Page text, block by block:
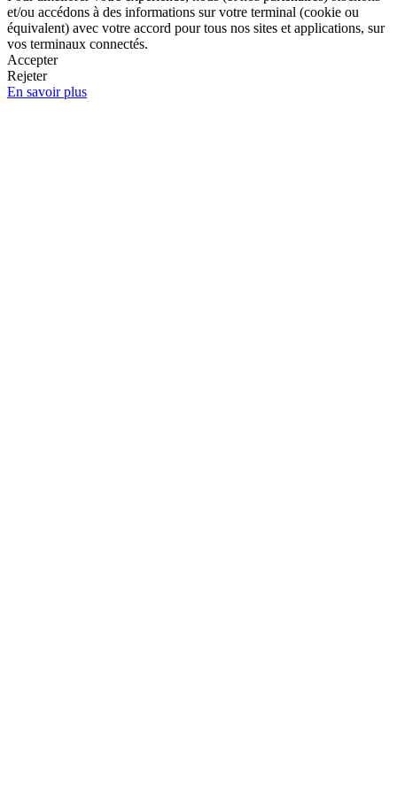
et/ou accédons à des informations sur votre terminal (cookie ou
équivalent) avec votre accord pour tous nos sites et applications, sur
vos terminaux connectés.
Accepter
Rejeter
En savoir plus